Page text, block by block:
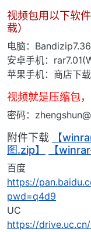
视频包用以下软
载）
电脑：
安卓手机：
苹果手机：商店下
视频就是压缩包
密码：
附件下载
【
图.zip】
【
百度
https://
pwd=q4d9
UC
https://